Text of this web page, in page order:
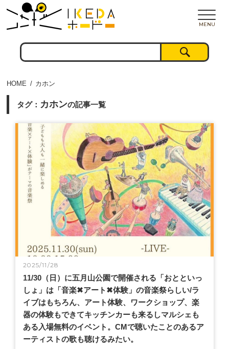
MENU
HOME カホン
タグ： カホンの記事一覧
2025/11/28
11/30（日）に五月山公園で開催される「おとといっ
しょ」は「音楽✖︎アート✖︎体験」の音楽祭らしい/ラ
イブはもちろん、アート体験、ワークショップ、楽
器の体験もできてキッチンカーも来るしマルシェも
ある入場無料のイベント。CMで聴いたことのあるア
ーティストの歌も聴けるみたい。